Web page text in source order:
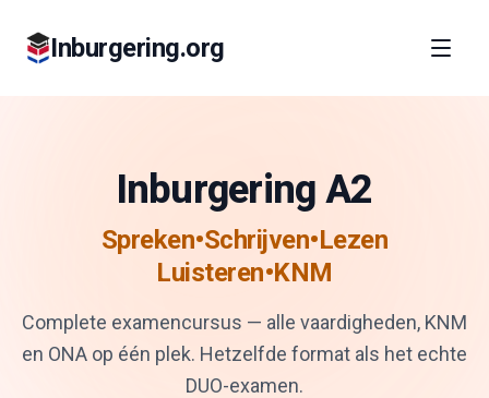
Inburgering.org
Inburgering A2
Spreken•Schrijven•Lezen
Luisteren•KNM
Complete examencursus — alle vaardigheden, KNM
en ONA op één plek. Hetzelfde format als het echte
DUO-examen.